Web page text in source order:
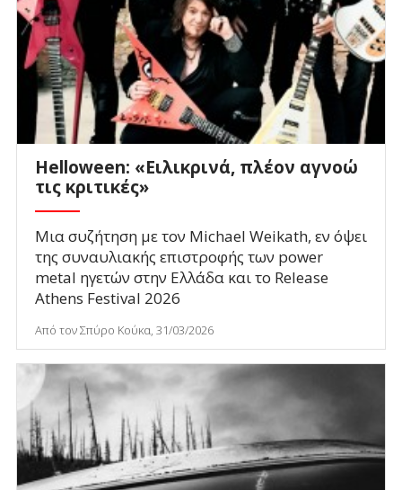
Helloween: «Ειλικρινά, πλέον αγνοώ
τις κριτικές»
Μια συζήτηση με τον Michael Weikath, εν όψει
της συναυλιακής επιστροφής των power
metal ηγετών στην Ελλάδα και το Release
Athens Festival 2026
Από τον Σπύρο Κούκα, 31/03/2026